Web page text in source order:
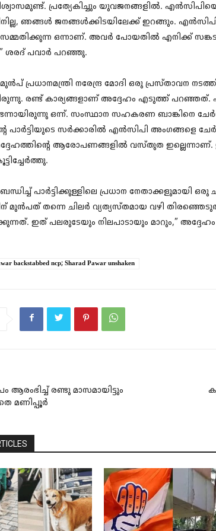
പ്രത്യേകിച്ചും യുവജനങ്ങളില്‍.
ഞങ്ങള്‍ ജനങ്ങള്‍ക്കിടയിലേക്ക് ഇറങ്ങും.
ഒന്നാണ്. അവര്‍ പോയതില്‍ എനിക്ക്
ശരദ് പവാര്‍ പറഞ്ഞു.
മുന്‍പ് പ്രധാനമന്ത്രി നരേന്ദ്ര മോദി ഒരു പ്രസ്താവന
രണ്ട് കാര്യങ്ങളാണ് അദ്ദേഹം എടുത്ത് പറഞ്ഞത്.
ഒന്ന്. സംസ്ഥാന സഹകരണ ബാങ്കിനെ
പാര്‍ട്ടിയുടെ സര്‍ക്കാരില്‍ എന്‍സിപി അംഗങ്ങളെ
ആരോപണങ്ങളില്‍ വസ്തുത ഇല്ലെന്നാണ്.
പാര്‍ട്ടിക്കുള്ളിലെ പ്രധാന നേതാക്കളുമായി
മുന്‍പത് തന്നെ ചിലര്‍ വ്യത്യസ്തമായ വഴി
ഇത് പലരുടേയും നിലപാടായും മാറും,” അദ്ദേഹം
backstabbed ncp; Sharad Pawar unshaken
ആരംഭിച്ച് രണ്ടു മാസമായിട്ടും
മണിപ്പൂര്‍